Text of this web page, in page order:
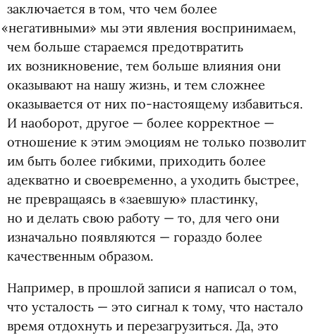
заключается в том, что чем более
«негативными» мы эти явления воспринимаем,
чем больше стараемся предотвратить
их возникновение, тем больше влияния они
оказывают на нашу жизнь, и тем сложнее
оказывается от них по-настоящему избавиться.
И наоборот, другое — более корректное —
отношение к этим эмоциям не только позволит
им быть более гибкими, приходить более
адекватно и своевременно, а уходить быстрее,
не превращаясь в «заевшую» пластинку,
но и делать свою работу — то, для чего они
изначально появляются — гораздо более
качественным образом.
Например, в прошлой записи я написал о том,
что усталость — это сигнал к тому, что настало
время отдохнуть и перезагрузиться. Да, это